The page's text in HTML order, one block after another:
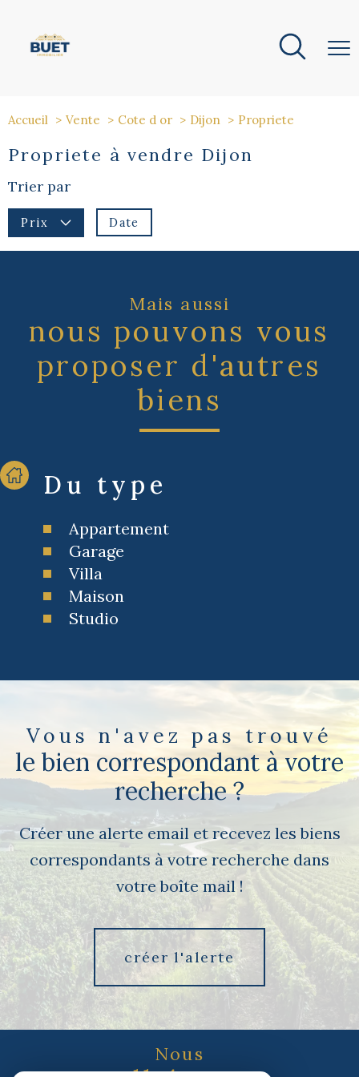
Accueil Vente Cote d or Dijon Propriete
Propriete à vendre Dijon
Trier par
Prix Date
Mais aussi
nous pouvons vous
proposer d'autres
biens
Du type
Appartement
Garage
Villa
Maison
Studio
Vous n'avez pas trouvé
le bien correspondant à votre
recherche ?
Créer une alerte email et recevez les biens
correspondants à votre recherche dans
votre boîte mail !
créer l'alerte
Nous